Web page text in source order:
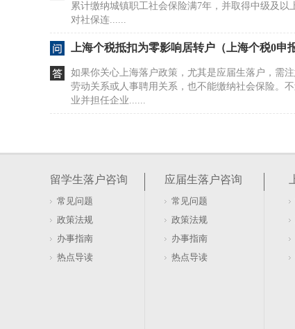
累计缴纳城镇职工社会保险满7年，并取得中级及以
对社保连......
上海个税抵扣为零影响居转户（上海个税0申
如果你关心上海落户政策，尤其是应届生落户，需
劳动关系或人事聘用关系，也不能缴纳社会保险。
业并担任企业......
上海居转户申请中，因材料不合规导致被退回的情
中级职......
如何评价上海居转户的难度指数？（2026年上
居转户是上海为长期稳定就业居住人员提供的主要
保险也满7年......
留学生落户咨询
常见问题
政策法规
办事指南
热点导读
应届生落户咨询
常见问题
政策法规
办事指南
热点导读